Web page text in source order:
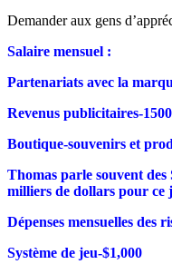
Demander aux gens
Salaire mensuel :
Partenariats avec la
Revenus publicitaires-1500
Boutique-souvenirs et
Thomas parle souvent des
milliers de dollars pour ce
Dépenses mensuelles des
Système de jeu-$1,000